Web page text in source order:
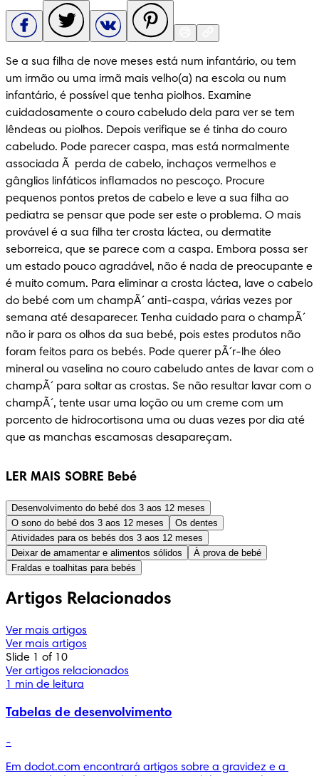
Se a sua filha de nove meses está num infantário, ou tem
um irmão ou uma irmã mais velho(a) na escola ou num
infantário, é possível que tenha piolhos. Examine
cuidadosamente o couro cabeludo dela para ver se tem
lêndeas ou piolhos. Depois verifique se é tinha do couro
cabeludo. Pode parecer caspa, mas está normalmente
associada Ã  perda de cabelo, inchaços vermelhos e
gânglios linfáticos inflamados no pescoço. Procure
pequenos pontos pretos de cabelo e leve a sua filha ao
pediatra se pensar que pode ser este o problema. O mais
provável é a sua filha ter crosta láctea, ou dermatite
seborreica, que se parece com a caspa. Embora possa ser
um estado pouco agradável, não é nada de preocupante e
é muito comum. Para eliminar a crosta láctea, lave o cabelo
do bebé com um champÃ´ anti-caspa, várias vezes por
semana até desaparecer. Tenha cuidado para o champÃ´
não ir para os olhos da sua bebé, pois estes produtos não
foram feitos para os bebés. Pode querer pÃ´r-lhe óleo
mineral ou vaselina no couro cabeludo antes de lavar com o
champÃ´ para soltar as crostas. Se não resultar lavar com o
champÃ´, tente usar uma loção ou um creme com um
porcento de hidrocortisona uma ou duas vezes por dia até
que as manchas escamosas desapareçam.
LER MAIS SOBRE Bebé
Desenvolvimento do bebé dos 3 aos 12 meses
O sono do bebé dos 3 aos 12 meses
Os dentes
Atividades para os bebés dos 3 aos 12 meses
Deixar de amamentar e alimentos sólidos
À prova de bebé
Fraldas e toalhitas para bebés
Artigos Relacionados
Ver mais artigos
Ver mais artigos
Slide 1 of 10
Ver artigos relacionados
1 min de leitura
Tabelas de desenvolvimento
-
Em dodot.com encontrará artigos sobre a gravidez e a